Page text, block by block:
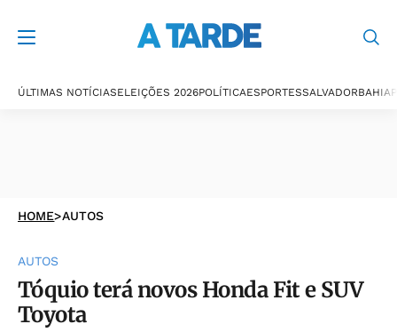
ÚLTIMAS NOTÍCIASELEIÇÕES 2026POLÍTICAESPORTESSALVADORBAHIA
HOME>AUTOS
AUTOS
Tóquio terá novos Honda Fit e SUV
Toyota